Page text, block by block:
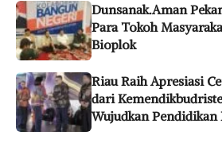
Dunsanak.Aman
Para Tokoh
Bioplok
Riau Raih Apresiasi
dari
Wujudkan Pendidikan